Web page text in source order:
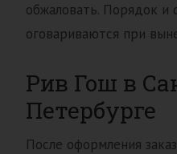
обжаловать. Порядок и
оговариваются при
Рив Гош в
Петербурге
После оформления